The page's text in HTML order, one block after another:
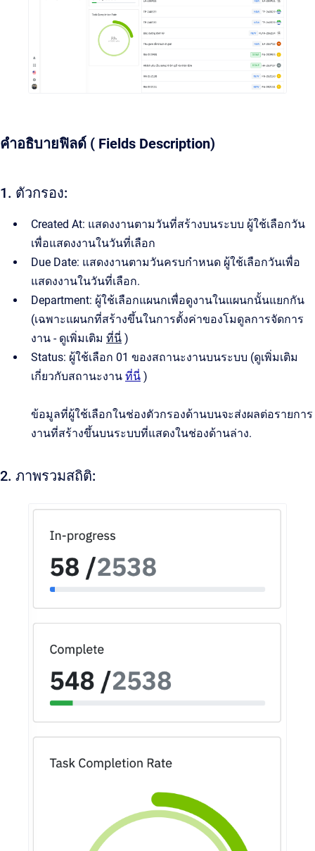
คำอธิบายฟิลด์ ( Fields Description)
1. ตัวกรอง:
Created At: แสดงงานตามวันที่สร้างบนระบบ ผู้ใช้เลือกวัน
เพื่อแสดงงานในวันที่เลือก
Due Date: แสดงงานตามวันครบกำหนด ผู้ใช้เลือกวันเพื่อ
แสดงงานในวันที่เลือก.
Department: ผู้ใช้เลือกแผนกเพื่อดูงานในแผนกนั้นแยกกัน
(เฉพาะแผนกที่สร้างขึ้นในการตั้งค่าของโมดูลการจัดการ
งาน - ดูเพิ่มเติม ที่นี่ )
Status: ผู้ใช้เลือก 01 ของสถานะงานบนระบบ (ดูเพิ่มเติม
เกี่ยวกับสถานะงาน ที่นี่ )
ข้อมูลที่ผู้ใช้เลือกในช่องตัวกรองด้านบนจะส่งผลต่อรายการ
งานที่สร้างขึ้นบนระบบที่แสดงในช่องด้านล่าง.
2. ภาพรวมสถิติ: